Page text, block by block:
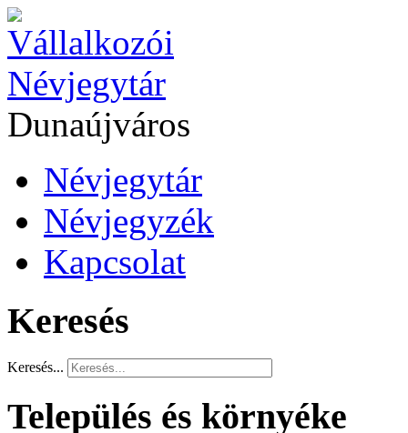
Dunaújváros
Névjegytár
Névjegyzék
Kapcsolat
Keresés
Keresés...
Település és környéke